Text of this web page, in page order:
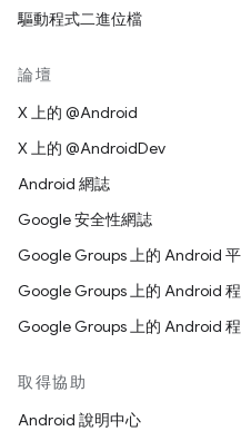
驅動程式二進位檔
論壇
X 上的 @Android
X 上的 @AndroidDev
Android 網誌
Google 安全性網誌
Google Groups 上的 Android
Google Groups 上的 Android
Google Groups 上的 Android
取得協助
Android 說明中心